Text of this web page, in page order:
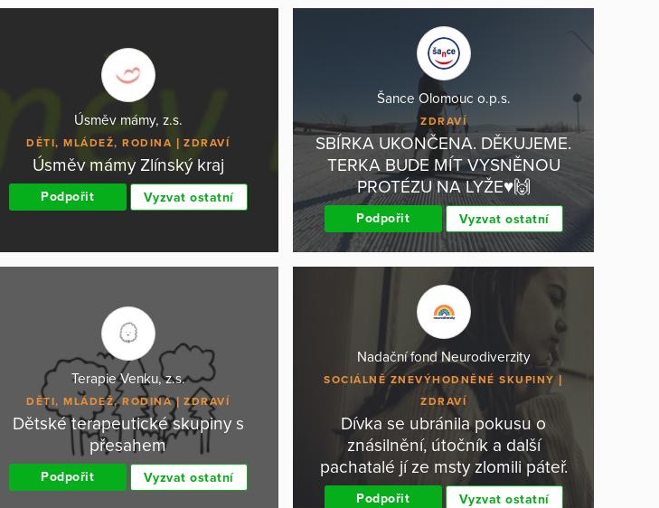
Úsměv mámy, z.s.
DĚTI, MLÁDEŽ, RODINA ZDRAVÍ
Úsměv mámy Zlínský kraj
Podpořit Vyzvat ostatní
Šance Olomouc o.p.s.
ZDRAVÍ
SBÍRKA UKONČENA. DĚKUJEME.
TERKA BUDE MÍT VYSNĚNOU
PROTÉZU NA LYŽE♥️🙌
Podpořit Vyzvat ostatní
Terapie Venku, z.s.
DĚTI, MLÁDEŽ, RODINA ZDRAVÍ
Dětské terapeutické skupiny s
přesahem
Podpořit Vyzvat ostatní
Nadační fond Neurodiverzity
SOCIÁLNĚ ZNEVÝHODNĚNÉ SKUPINY
ZDRAVÍ
Dívka se ubránila pokusu o
znásilnění, útočník a další
pachatalé jí ze msty zlomili páteř.
Podpořit Vyzvat ostatní